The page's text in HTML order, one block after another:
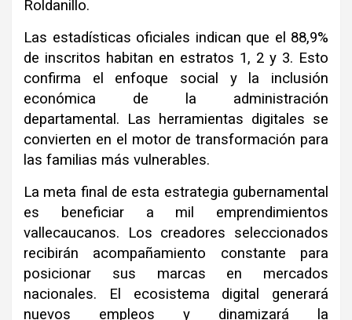
Roldanillo.
Las estadísticas oficiales indican que el 88,9%
de inscritos habitan en estratos 1, 2 y 3. Esto
confirma el enfoque social y la inclusión
económica de la administración
departamental. Las herramientas digitales se
convierten en el motor de transformación para
las familias más vulnerables.
La meta final de esta estrategia gubernamental
es beneficiar a mil emprendimientos
vallecaucanos. Los creadores seleccionados
recibirán acompañamiento constante para
posicionar sus marcas en mercados
nacionales. El ecosistema digital generará
nuevos empleos y dinamizará la